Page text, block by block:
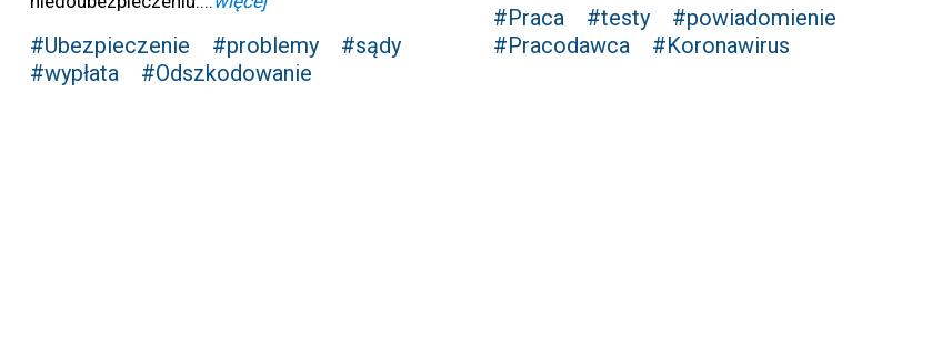
#Ubezpieczenie #problemy
#sądy
#wypłata
#Odszkodowanie
#Praca #testy
#powiadomienie
#Pracodawca
#Koronawirus